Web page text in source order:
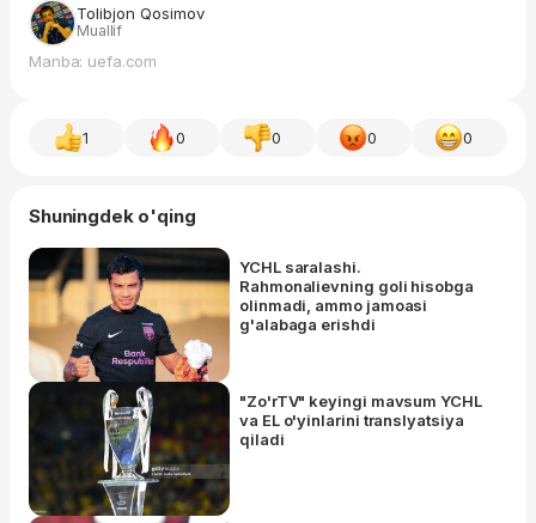
Tolibjon Qosimov
Muallif
Manba: uefa.com
1 0 0 0 0
Shuningdek o'qing
YCHL saralashi.
Rahmonalievning goli hisobga
olinmadi, ammo jamoasi
g'alabaga erishdi
"Zo'rTV" keyingi mavsum YCHL
va EL o'yinlarini translyatsiya
qiladi